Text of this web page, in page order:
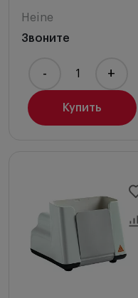
Heine
Звоните
Купить
- +